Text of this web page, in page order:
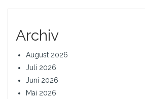
Archiv
August 2026
Juli 2026
Juni 2026
Mai 2026